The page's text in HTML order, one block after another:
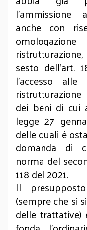
l'ammissione
anche con
sesto dell’art.
l'accesso
dei beni di cui
legge 27
delle quali è
domanda di
norma del
118 del 2021.
Il
(sempre che si
delle trattative)